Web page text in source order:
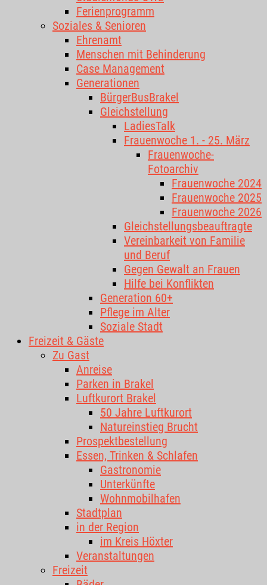
Ferienprogramm
Soziales & Senioren
Ehrenamt
Menschen mit Behinderung
Case Management
Generationen
BürgerBusBrakel
Gleichstellung
LadiesTalk
Frauenwoche 1. - 25. März
Frauenwoche-
Fotoarchiv
Frauenwoche 2024
Frauenwoche 2025
Frauenwoche 2026
Gleichstellungsbeauftragte
Vereinbarkeit von Familie
und Beruf
Gegen Gewalt an Frauen
Hilfe bei Konflikten
Generation 60+
Pflege im Alter
Soziale Stadt
Freizeit & Gäste
Zu Gast
Anreise
Parken in Brakel
Luftkurort Brakel
50 Jahre Luftkurort
Natureinstieg Brucht
Prospektbestellung
Essen, Trinken & Schlafen
Gastronomie
Unterkünfte
Wohnmobilhafen
Stadtplan
in der Region
im Kreis Höxter
Veranstaltungen
Freizeit